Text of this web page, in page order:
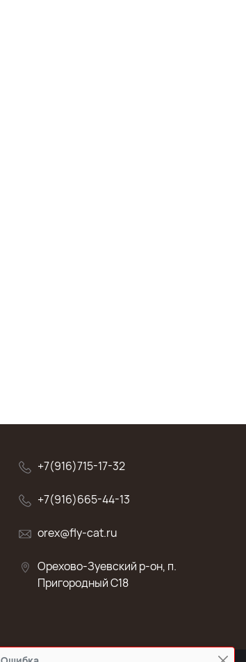
+7(916)715-17-32
+7(916)665-44-13
orex@fly-cat.ru
Орехово-Зуевский р-он, п.
Пригородный C18